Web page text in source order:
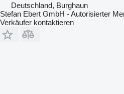
Deutschland, Burghaun
Stefan Ebert GmbH - Autorisierter
Verkäufer kontaktieren